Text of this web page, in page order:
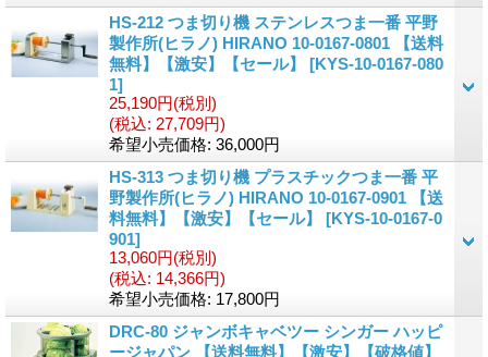
HS-212 つま切り機 ステンレスつま一番 平野
製作所(ヒラノ) HIRANO 10-0167-0801 【送料
無料】【激安】【セール】 [KYS-10-0167-080
1]
25,190円(税別)
(税込: 27,709円)
希望小売価格: 36,000円
HS-313 つま切り機 プラスチックつま一番 平
野製作所(ヒラノ) HIRANO 10-0167-0901 【送
料無料】【激安】【セール】 [KYS-10-0167-0
901]
13,060円(税別)
(税込: 14,366円)
希望小売価格: 17,800円
DRC-80 ジャンボキャベツー シンガー ハッピ
ージャパン 【送料無料】【激安】【破格値】